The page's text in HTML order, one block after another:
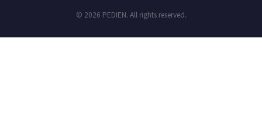
© 2026 PEDIEN. All rights reserved.